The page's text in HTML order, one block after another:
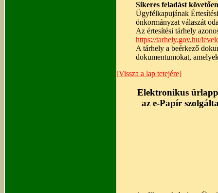
Sikeres feladást
Ügyfélkapujának
önkormányzat válaszát
Az értesítési tárhely
https://tarhely.gov.hu/
A tárhely a beérkező
dokumentumokat,
[Vissza a lap tetejére]
Elektronikus
az e-Papír